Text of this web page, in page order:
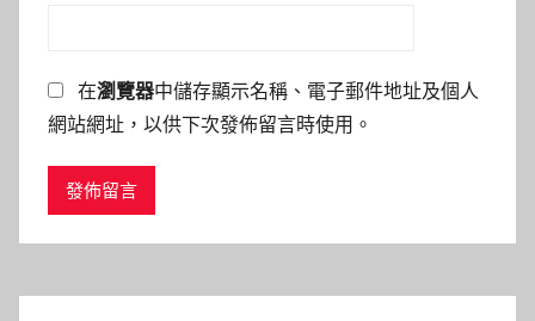
在瀏覽器中儲存顯示名稱、電子郵件地址及個人
網站網址，以供下次發佈留言時使用。